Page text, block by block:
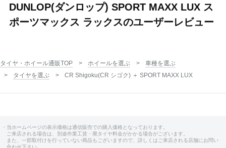
DUNLOP(ダンロップ) SPORT MAXX LUX ス
ポーツマックス ラックスのユーザーレビュー
タイヤ・ホイール通販TOP ホイールを選ぶ
車種を選ぶ
タイヤを選ぶ
CR Shigoku(CR シゴク) ＋ SPORT MAXX LUX
・当ホームページの表示価格は通信販売での購入価格となっております。
ご来店される場合は、別途作業工賃・廃タイヤ料金がかかる場合がございます。
また、一部取付けを行っていない商品もございますので、詳しくはご来店される店舗にお問い
合わせ下さい。